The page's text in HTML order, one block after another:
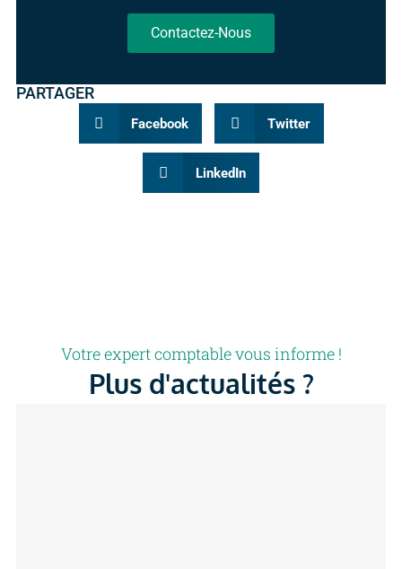
Contactez-Nous
PARTAGER
Facebook Twitter
LinkedIn
Votre expert comptable vous informe !
Plus d'actualités ?